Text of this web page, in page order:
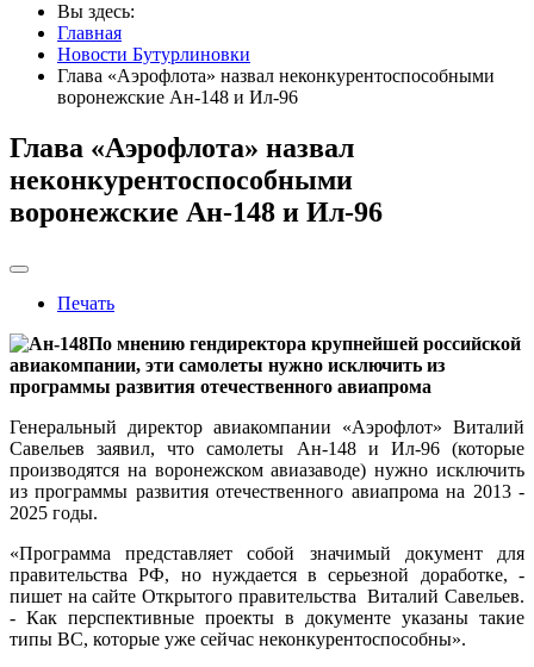
Вы здесь:
Главная
Новости Бутурлиновки
Глава «Аэрофлота» назвал неконкурентоспособными
воронежские Ан-148 и Ил-96
Глава «Аэрофлота» назвал
неконкурентоспособными
воронежские Ан-148 и Ил-96
Печать
По мнению гендиректора крупнейшей российской
авиакомпании, эти самолеты нужно исключить из
программы развития отечественного авиапрома
Генеральный директор авиакомпании «Аэрофлот» Виталий
Савельев заявил, что самолеты Ан-148 и Ил-96 (которые
производятся на воронежском авиазаводе) нужно исключить
из программы развития отечественного авиапрома на 2013 -
2025 годы.
«Программа представляет собой значимый документ для
правительства РФ, но нуждается в серьезной доработке, -
пишет на сайте Открытого правительства Виталий Савельев.
- Как перспективные проекты в документе указаны такие
типы ВС, которые уже сейчас неконкурентоспособны».